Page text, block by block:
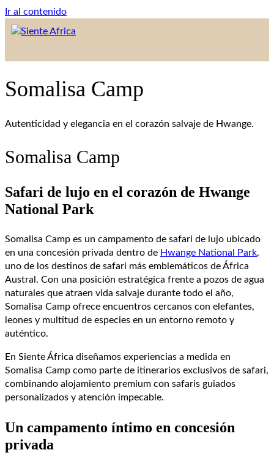
Ir al contenido
Somalisa Camp
Autenticidad y elegancia en el corazón salvaje de Hwange.
Somalisa Camp
Safari de lujo en el corazón de Hwange
National Park
Somalisa Camp es un campamento de safari de lujo ubicado
en una concesión privada dentro de Hwange National Park,
uno de los destinos de safari más emblemáticos de África
Austral. Con una posición estratégica frente a pozos de agua
naturales que atraen vida salvaje durante todo el año,
Somalisa Camp ofrece encuentros cercanos con elefantes,
leones y multitud de especies en un entorno remoto y
auténtico.
En Siente África diseñamos experiencias a medida en
Somalisa Camp como parte de itinerarios exclusivos de safari,
combinando alojamiento premium con safaris guiados
personalizados y atención impecable.
Un campamento íntimo en concesión
privada